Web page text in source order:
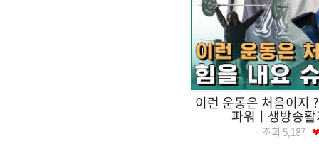
이런 운동은 처음이지
파워ㅣ생방송
조회 5,187